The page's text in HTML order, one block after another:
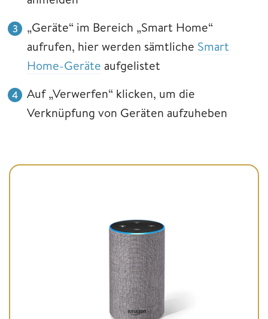
„Geräte“ im Bereich „Smart Home“
aufrufen, hier werden sämtliche Smart
Home-Geräte aufgelistet
Auf „Verwerfen“ klicken, um die
Verknüpfung von Geräten aufzuheben